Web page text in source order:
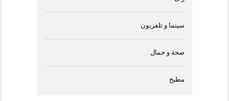
سينما و تلفزيون
صحة و جمال
مطبخ